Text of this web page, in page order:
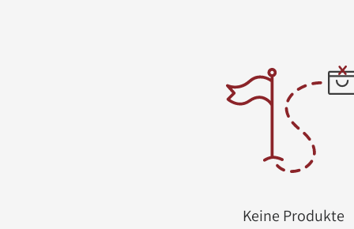
Keine Produkte